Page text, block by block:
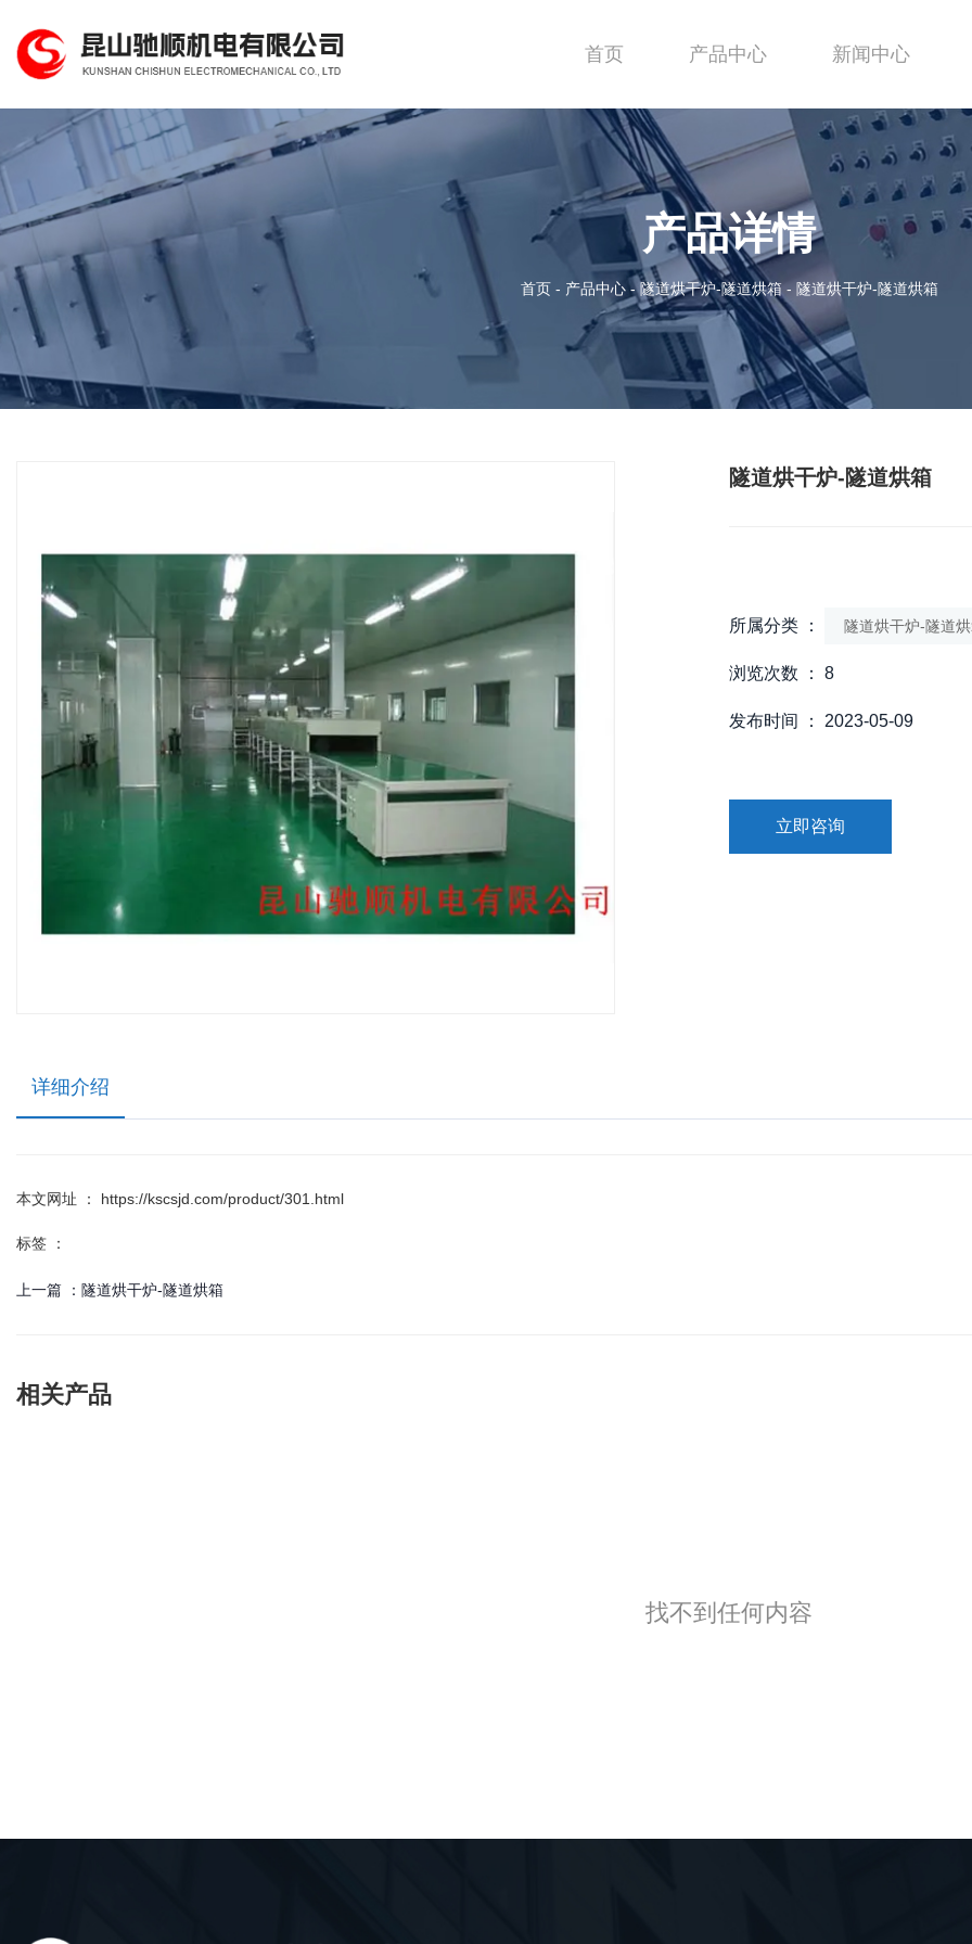
首页 产品中心 新闻中心
产品详情
首页 - 产品中心 -隧道烘干炉-隧道烘箱 - 隧道烘干炉-隧道烘箱
隧道烘干炉-隧道烘箱
所属分类 ： 隧道烘干炉-隧道
浏览次数 ： 8
发布时间 ： 2023-05-09
立即咨询
详细介绍
本文网址 ： https://kscsjd.com/product/301.html
标签 ：
上一篇 ： 隧道烘干炉-隧道烘箱
相关产品
找不到任何内容